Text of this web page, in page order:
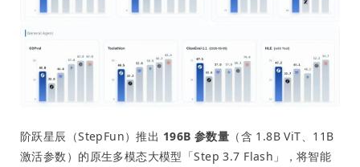
阶跃星辰（StepFun）推出 196B 参数量 （含 1.8B ViT、11B
激活参数）的原生多模态大模型「Step 3.7 Flash」，将智能